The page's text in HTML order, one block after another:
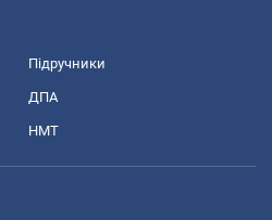
Підручники
ДПА
НМТ